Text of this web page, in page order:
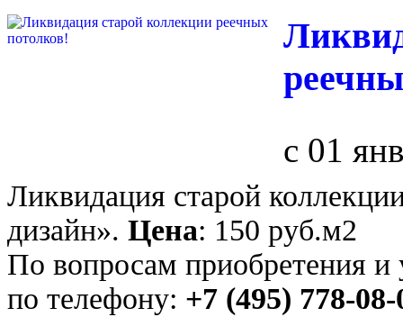
с 01
Ликвидация старой
дизайн». Цена: 150 руб.м2
По вопросам приобретения и
по телефону: +7 (495) 778-08-